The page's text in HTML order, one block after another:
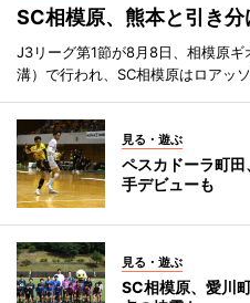
SC相模原、熊本と引き
J3リーグ第1節が8月8日、相模原
溝）で行われ、SC相模原はロアッ
見る・遊ぶ
ペスカドーラ町
手デビューも
見る・遊ぶ
SC相模原、愛川